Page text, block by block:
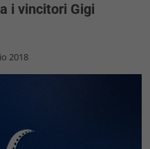
i vincitori Gigi
2018